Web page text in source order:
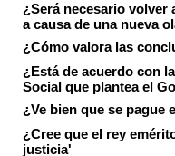
¿Será necesario volver
a causa de una nueva
¿Cómo valora las
¿Está de acuerdo con
Social que plantea el
¿Ve bien que se pague
¿Cree que el rey
justicia'